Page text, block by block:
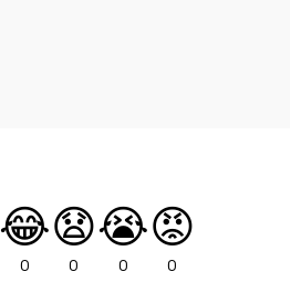
😂
0
😧
0
😭
0
😡
0